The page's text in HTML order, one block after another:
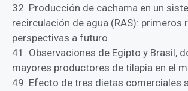
32. Producción de cachama en un
recirculación de agua (RAS): primeros
perspectivas a futuro
41. Observaciones de Egipto y Brasil,
mayores productores de tilapia en el
49. Efecto de tres dietas comerciales